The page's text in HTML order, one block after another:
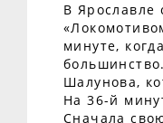
В Ярославле
минуте,
Шалунова,
На 36-й
Сначала